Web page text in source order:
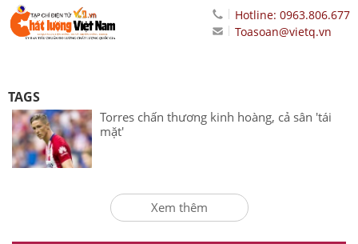
Hotline: 0963.806.677
Toasoan@vietq.vn
TAGS
Torres chấn thương kinh hoàng, cả sân 'tái
mặt'
Xem thêm